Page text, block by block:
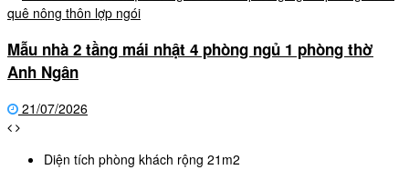
Mẫu nhà 2 tầng mái nhật 4 phòng ngủ 1 phòng thờ
Anh Ngân
21/07/2026
Diện tích phòng khách rộng 21m2